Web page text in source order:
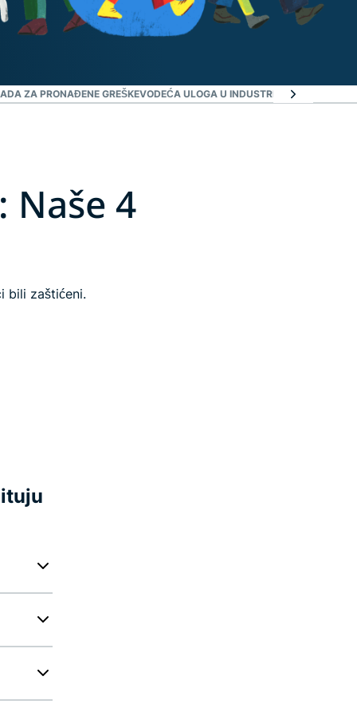
ZA PRONAĐENE GREŠKEVODEĆA ULOGA U INDUSTRIJI ISTAKNUTE
Naše 4
bili zaštićeni.